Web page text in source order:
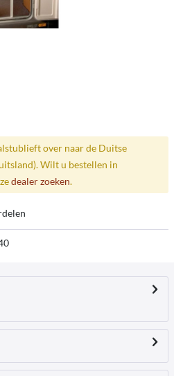
over naar de Duitse
Wilt u bestellen in
dealer zoeken.